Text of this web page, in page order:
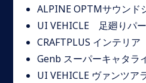
ALPINE OPTMサウンド
UI VEHICLE 足廻りパ
CRAFTPLUS インテリア
Genb スーパーキャタラ
UI VEHICLE ヴァンツア